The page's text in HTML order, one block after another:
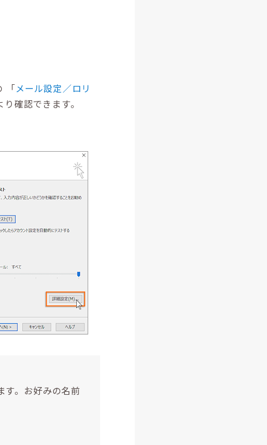
「メール設定／ロリ
確認できます。
す。お好みの名前